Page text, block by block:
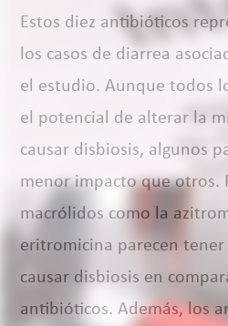
Estos diez antibióticos
los casos de diarrea
el estudio. Aunque todos
el potencial de alterar la
causar disbiosis, algunos
menor impacto que otros.
macrólidos como la
eritromicina parecen
causar disbiosis en
antibióticos. Además, los